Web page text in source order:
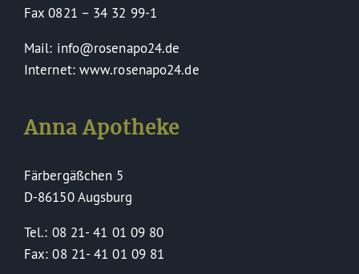
Fax 0821 – 34 32 99-1
Mail: info@rosenapo24.de
Internet: www.rosenapo24.de
Anna Apotheke
Färbergäßchen 5
D-86150 Augsburg
Tel.: 08 21- 41 01 09 80
Fax: 08 21- 41 01 09 81